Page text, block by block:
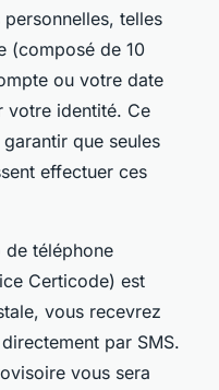
telles
(composé de 10
ou votre date
votre identité. Ce
que seules
effectuer ces
de téléphone
Certicode) est
vous recevrez
par SMS.
vous sera